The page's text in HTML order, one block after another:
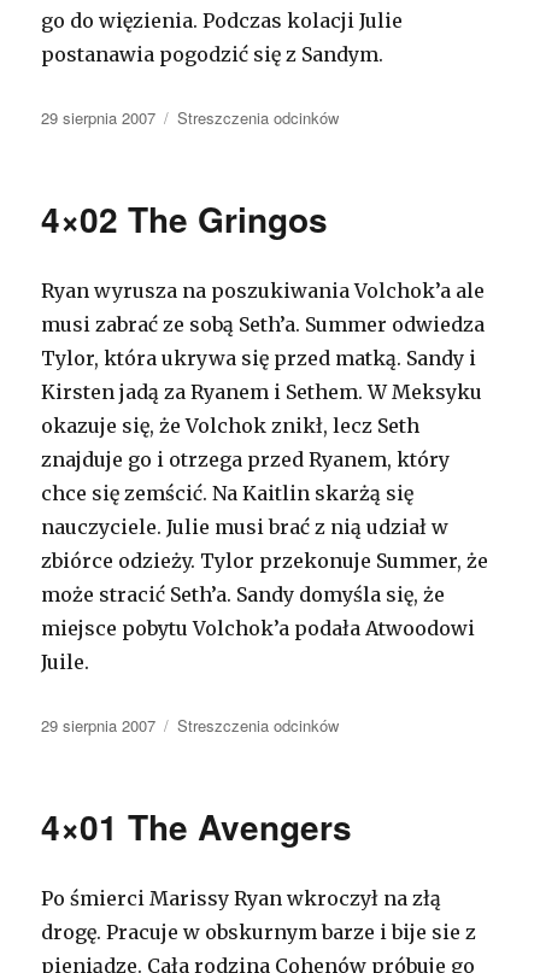
go do więzienia. Podczas kolacji Julie
postanawia pogodzić się z Sandym.
Opublikowano
29 sierpnia 2007 Kategorie
Streszczenia odcinków
4×02 The Gringos
Ryan wyrusza na poszukiwania Volchok’a ale
musi zabrać ze sobą Seth’a. Summer odwiedza
Tylor, która ukrywa się przed matką. Sandy i
Kirsten jadą za Ryanem i Sethem. W Meksyku
okazuje się, że Volchok znikł, lecz Seth
znajduje go i otrzega przed Ryanem, który
chce się zemścić. Na Kaitlin skarżą się
nauczyciele. Julie musi brać z nią udział w
zbiórce odzieży. Tylor przekonuje Summer, że
może stracić Seth’a. Sandy domyśla się, że
miejsce pobytu Volchok’a podała Atwoodowi
Juile.
Opublikowano
29 sierpnia 2007 Kategorie
Streszczenia odcinków
4×01 The Avengers
Po śmierci Marissy Ryan wkroczył na złą
drogę. Pracuje w obskurnym barze i bije sie z
pieniądze. Cała rodzina Cohenów próbuje go